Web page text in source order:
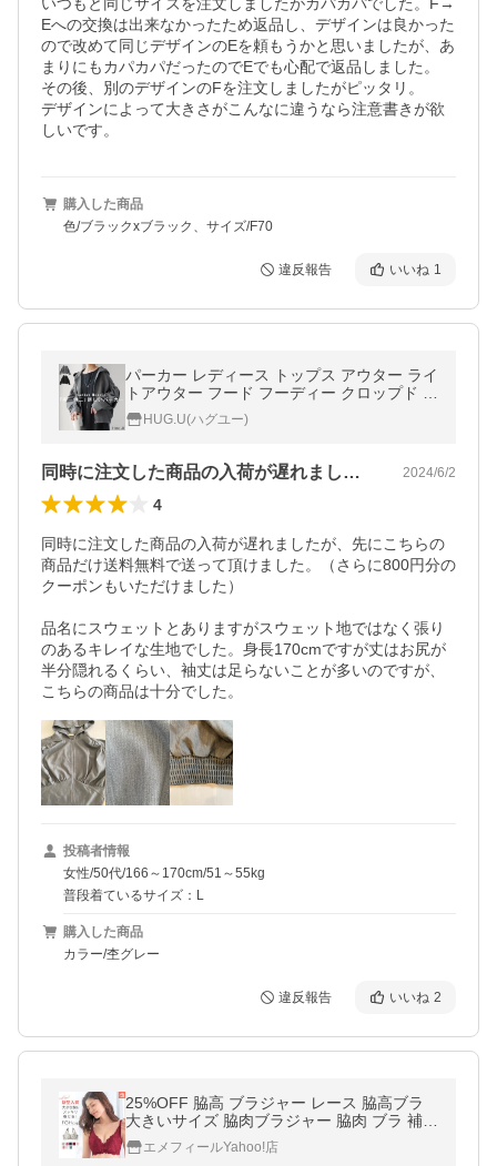
Eへの交換は出来なかったため返品し、デザインは良かった
ので改めて同じデザインのEを頼もうかと思いましたが、あ
まりにもカパカパだったのでEでも心配で返品しました。
その後、別のデザインのFを注文しましたがピッタリ。
デザインによって大きさがこんなに違うなら注意書きが欲
しいです。
購入した商品
色/ブラックxブラック、サイズ/F70
違反報告 いいね 1
パーカー レディース トップス アウター ライ
トアウター フード フーディー クロップド シ
ョート スウェット 羽織 ぽわん袖 タイムセー
ルSW2
HUG.U(ハグユー)
同時に注文した商品の入荷が遅れましたが… 2024/6/2
4
同時に注文した商品の入荷が遅れましたが、先にこちらの
商品だけ送料無料で送って頂けました。（さらに800円分の
クーポンもいただけました）
品名にスウェットとありますがスウェット地ではなく張り
のあるキレイな生地でした。身長170cmですが丈はお尻が
半分隠れるくらい、袖丈は足らないことが多いのですが、
こちらの商品は十分でした。
投稿者情報
女性/50代/166～170cm/51～55kg
普段着ているサイズ：L
購入した商品
カラー/杢グレー
違反報告 いいね 2
25%OFF 脇高 ブラジャー レース 脇高ブラ
大きいサイズ 脇肉ブラジャー 脇肉 ブラ 補正
レディース 下着 下着女性 下着レディース エ
メフィール 爆買
エメフィールYahoo!店